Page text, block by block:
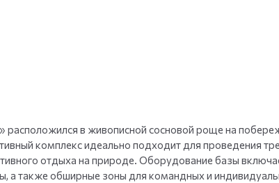
расположился в живописной сосновой роще на
комплекс идеально подходит для проведения
отдыха на природе. Оборудование базы
а также обширные зоны для командных и